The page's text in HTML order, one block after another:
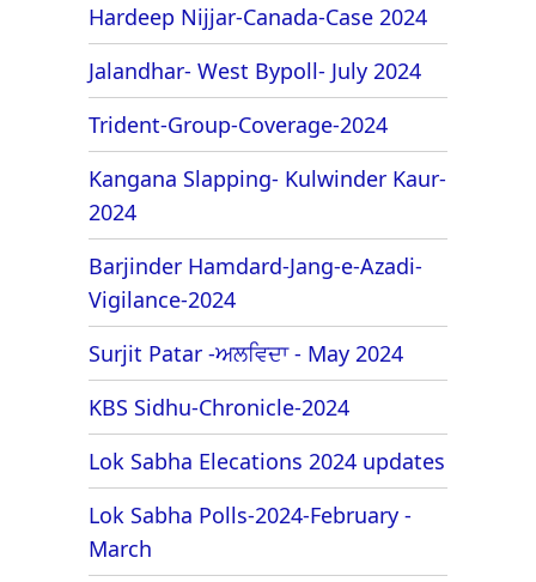
Hardeep Nijjar-Canada-Case 2024
Jalandhar- West Bypoll- July 2024
Trident-Group-Coverage-2024
Kangana Slapping- Kulwinder Kaur-
2024
Barjinder Hamdard-Jang-e-Azadi-
Vigilance-2024
Surjit Patar -ਅਲਵਿਦਾ - May 2024
KBS Sidhu-Chronicle-2024
Lok Sabha Elecations 2024 updates
Lok Sabha Polls-2024-February -
March